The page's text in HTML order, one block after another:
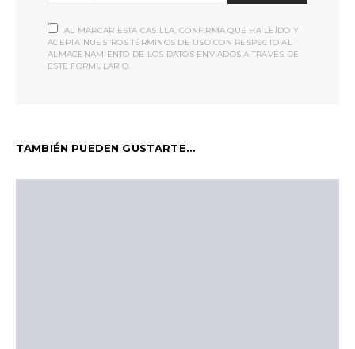
AL MARCAR ESTA CASILLA, CONFIRMA QUE HA LEÍDO Y
ACEPTA NUESTROS TÉRMINOS DE USO CON RESPECTO AL
ALMACENAMIENTO DE LOS DATOS ENVIADOS A TRAVÉS DE
ESTE FORMULARIO.
TAMBIÉN PUEDEN GUSTARTE...